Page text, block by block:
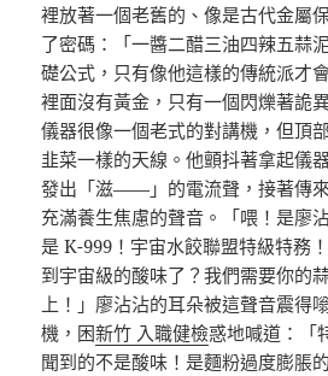
裡放著一個老舊的、像是古代金屬
了密碼：「一醬二醋三油四辣五蒜
礎公式，只有像他這樣的傳統派才
裡面沒有黃金，只有一個閃爍著詭
儀器很像一個老式的對講機，但頂
韭菜一樣的天線。他顫抖著拿起儀
發出「滋——」的電流聲，接著傳
充滿養生焦慮的聲音。「喂！是廖
是 K-999！宇宙水餃聯盟特級特務
到宇宙級的酸味了？我們需要你的
上！」廖沾沾的耳朵被這聲音震得
機，困新竹 入職健檢惑地喊道：「
聞到的不是酸味！是麵粉過度膨脹